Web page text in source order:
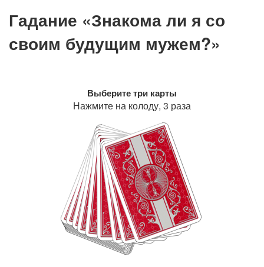
Гадание «Знакома ли я со
своим будущим мужем?»
Выберите три карты
Нажмите на колоду, 3 раза